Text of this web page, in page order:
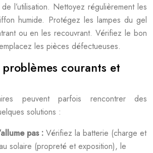
l’utilisation. Nettoyez régulièrement les
humide. Protégez les lampes du gel
ou en les recouvrant. Vérifiez le bon
les pièces défectueuses.
courants et
peuvent parfois rencontrer des
solutions :
pas : Vérifiez la batterie (charge et
solaire (propreté et exposition), le